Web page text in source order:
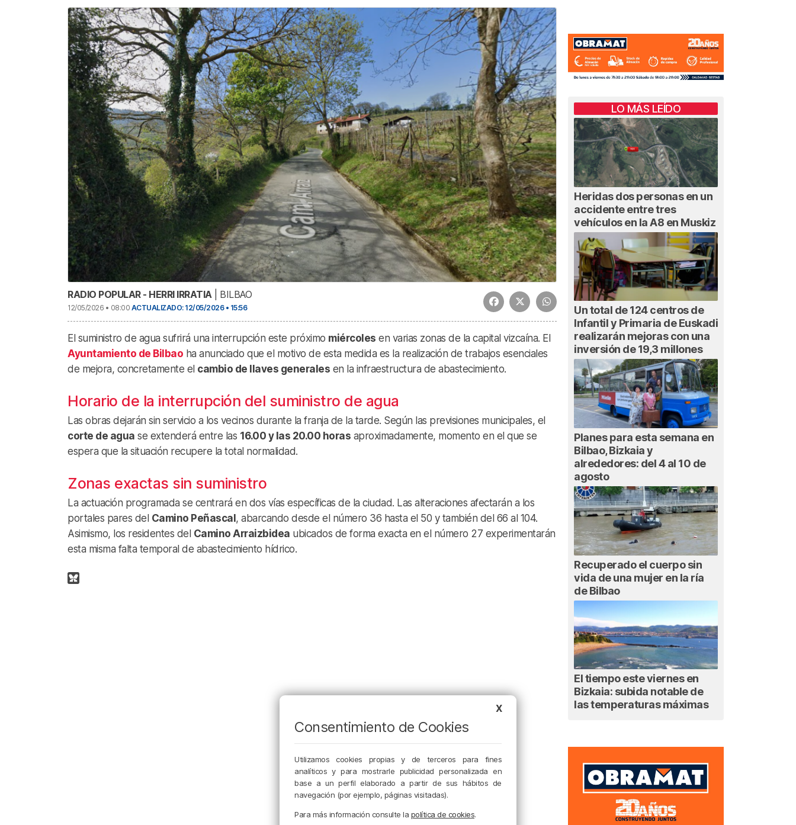
RADIO POPULAR - HERRI IRRATIA| BILBAO
12/05/2026 • 08:00 ACTUALIZADO: 12/05/2026 • 15:56
El suministro de agua sufrirá una interrupción este próximo miércoles en varias zonas de la capital vizcaína. El
Ayuntamiento de Bilbao ha anunciado que el motivo de esta medida es la realización de trabajos esenciales
de mejora, concretamente el cambio de llaves generales en la infraestructura de abastecimiento.
Horario de la interrupción del suministro de agua
Las obras dejarán sin servicio a los vecinos durante la franja de la tarde. Según las previsiones municipales, el
corte de agua se extenderá entre las 16.00 y las 20.00 horas aproximadamente, momento en el que se
espera que la situación recupere la total normalidad.
Zonas exactas sin suministro
La actuación programada se centrará en dos vías específicas de la ciudad. Las alteraciones afectarán a los
portales pares del Camino Peñascal , abarcando desde el número 36 hasta el 50 y también del 66 al 104.
Asimismo, los residentes del Camino Arraizbidea ubicados de forma exacta en el número 27 experimentarán
esta misma falta temporal de abastecimiento hídrico.
LO MÁS LEÍDO
Heridas dos personas en un
accidente entre tres
vehículos en la A8 en Muskiz
Un total de 124 centros de
Infantil y Primaria de Euskadi
realizarán mejoras con una
inversión de 19,3 millones
Planes para esta semana en
Bilbao, Bizkaia y
alrededores: del 4 al 10 de
agosto
Recuperado el cuerpo sin
vida de una mujer en la ría
de Bilbao
El tiempo este viernes en
Bizkaia: subida notable de
las temperaturas máximas
X
Consentimiento de Cookies
Utilizamos cookies propias y de terceros para fines
analíticos y para mostrarle publicidad personalizada en
base a un perfil elaborado a partir de sus hábitos de
navegación (por ejemplo, páginas visitadas).
Para más información consulte la política de cookies.